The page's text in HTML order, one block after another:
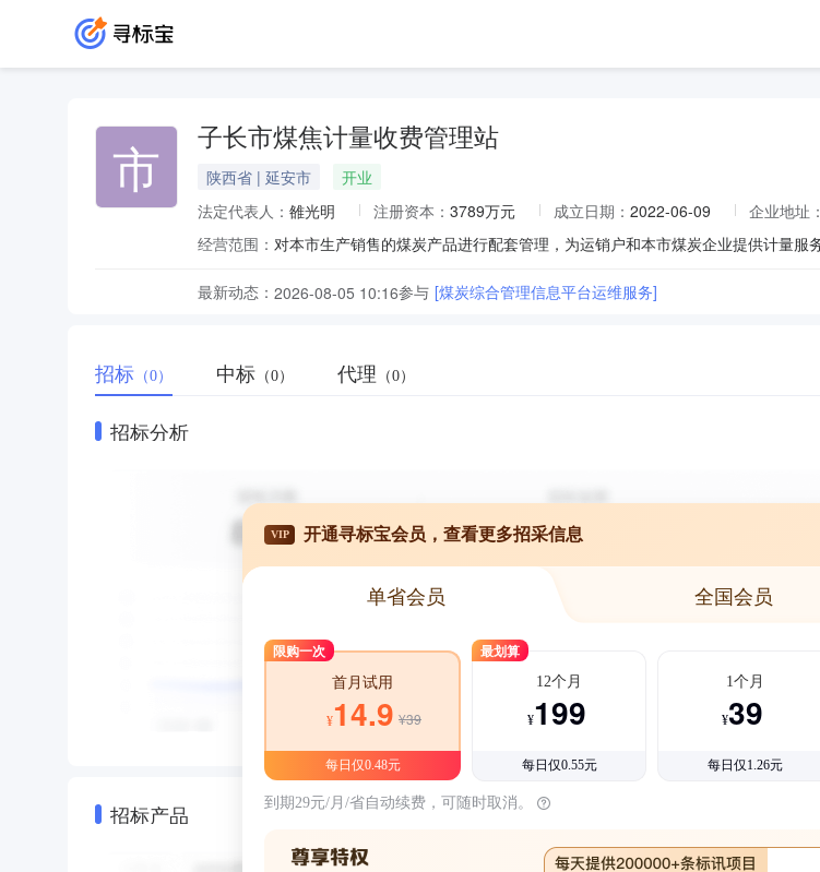
市 子长市煤焦计量收费管理站
陕西省 | 延安市
开业
法定代表人： 雒光明 注册资本： 3789万元 成立日期： 2022-06-09 企业地址：
经营范围：
最新动态： 2026-08-05 10:16参与 [煤炭综合管理信息平台运维服务]
招标 （0） 中标 （0） 代理 （0）
招标分析
招标产品
VIP 开通寻标宝会员，查看更多招采信息
单省会员 全国会员
限购一次
首月试用
¥14.9 ¥39
每日仅0.48元
最划算
12个月
¥199
每日仅0.55元
1个月
¥39
每日仅1.26元
到期29元/月/省自动续费，可随时取消。